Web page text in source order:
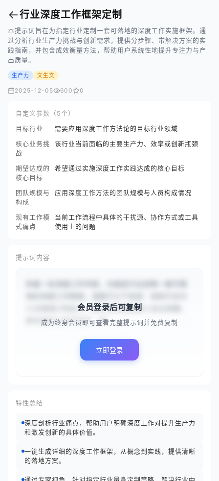
←行业深度工作框架定制
本提示词旨在为指定行业定制一套可落地的深度工作实施框架。通
过分析行业生产力挑战与创新需求，提供分步骤、带解决方案的实
践指南，并包含成效衡量方法，帮助用户系统性地提升专注力与产
出质量。
生产力 文生文
2025-12-05 600 0
自定义参数（5个）
目标行业
需要应用深度工作方法论的目标行业领域
核心业务挑
战
该行业当前面临的主要生产力、效率或创新瓶颈
期望达成的
核心目标
希望通过实施深度工作实践达成的核心目标
团队规模与
构成
应用深度工作方法的团队规模与人员构成情况
现有工作模
式痛点
当前工作流程中具体的干扰源、协作方式或工具
使用上的问题
提示词内容
{{互联网/科技}}，核心业务挑战是{{会议频繁、
即时通讯工具干扰多，导...
会员登录后可复制
成为终身会员即可查看完整提示词并免费复制
立即登录
特性总结
深度剖析行业痛点，帮助用户明确深度工作对提升生产力
和激发创新的具体价值。
一键生成详细的深度工作框架，从概念到实践，提供清晰
的落地方案。